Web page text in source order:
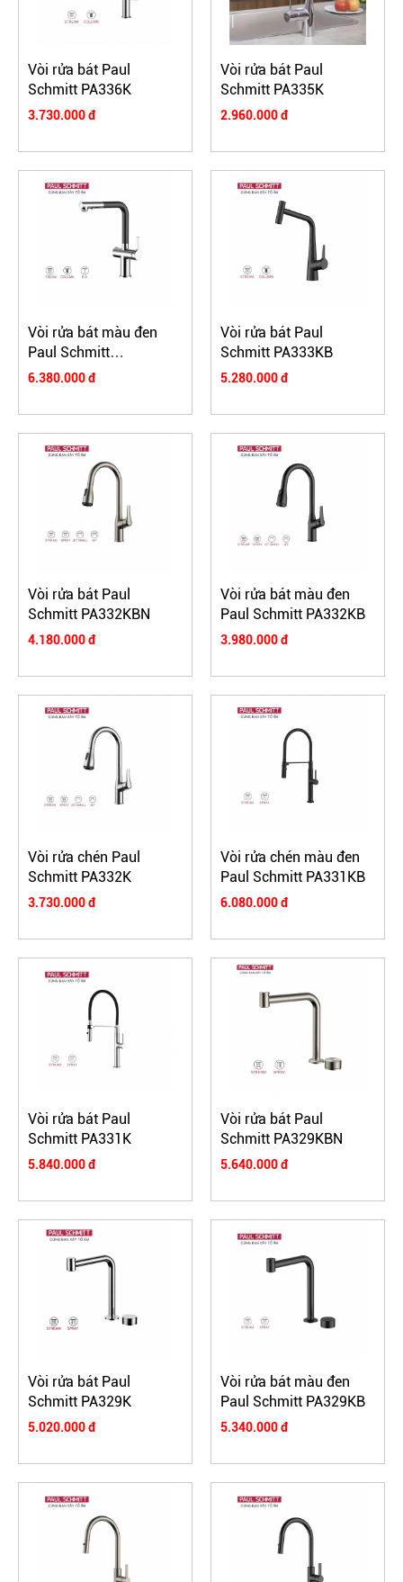
Vòi rửa bát Paul
Schmitt PA336K
3.730.000 đ
Vòi rửa bát Paul
Schmitt PA335K
2.960.000 đ
Vòi rửa bát màu đen
Paul Schmitt
PA334KCBQ
6.380.000 đ
Vòi rửa bát Paul
Schmitt PA333KB
5.280.000 đ
Vòi rửa bát Paul
Schmitt PA332KBN
4.180.000 đ
Vòi rửa bát màu đen
Paul Schmitt PA332KB
3.980.000 đ
Vòi rửa chén Paul
Schmitt PA332K
3.730.000 đ
Vòi rửa chén màu đen
Paul Schmitt PA331KB
6.080.000 đ
Vòi rửa bát Paul
Schmitt PA331K
5.840.000 đ
Vòi rửa bát Paul
Schmitt PA329KBN
5.640.000 đ
Vòi rửa bát Paul
Schmitt PA329K
5.020.000 đ
Vòi rửa bát màu đen
Paul Schmitt PA329KB
5.340.000 đ